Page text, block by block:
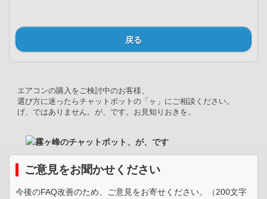
戻る
エアコンの購入をご検討中のお客様、
選び方に迷ったらチャットボットの「ヶ」にご相談ください。
げ、ではありません。が、です。お見知りおきを。
ご意見をお聞かせください
今後のFAQ改善のため、ご意見をお寄せください。（200文字